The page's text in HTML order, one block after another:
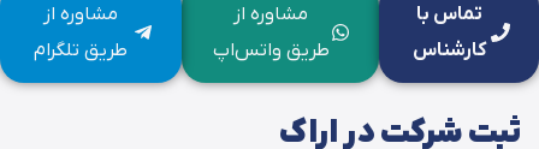
مشاوره از
طریق واتس‌اپ
مشاوره از
طریق تلگرام
تماس با
کارشناس
ثبت شرکت در اراک